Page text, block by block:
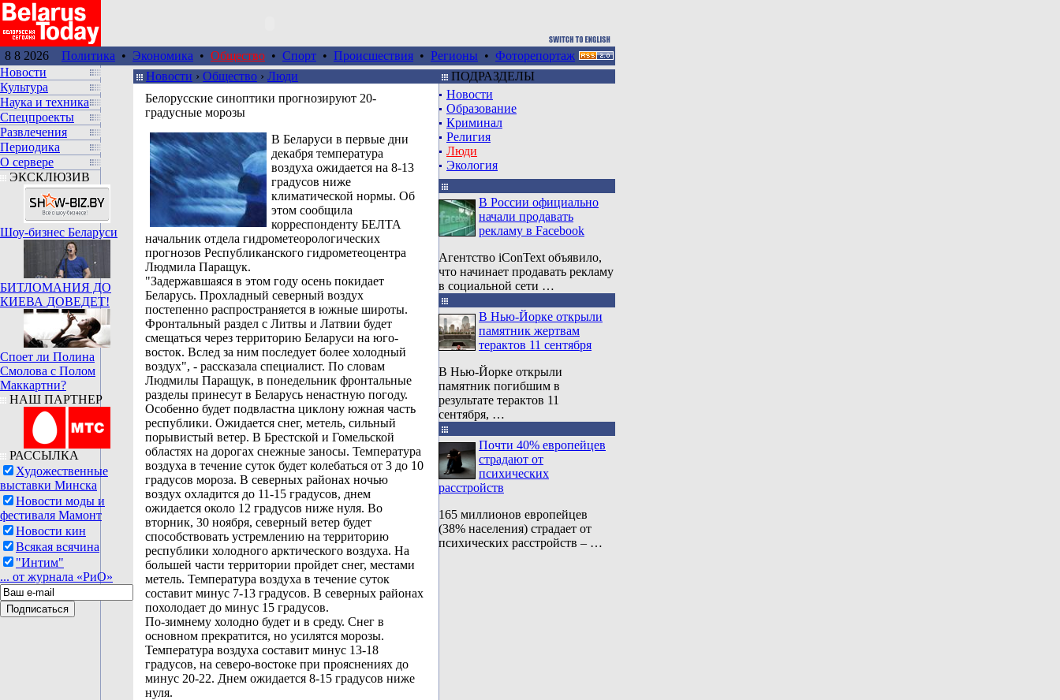
8 8 2026 Политика • Экономика • Общество • Спорт • Происшествия • Регионы • Фоторепортаж
Новости
Культура
Наука и техника
Спецпроекты
Развлечения
Периодика
О сервере
ЭКСКЛЮЗИВ
Шоу-бизнес Беларуси
БИТЛОМАНИЯ ДО
КИЕВА ДОВЕДЕТ!
Споет ли Полина
Смолова с Полом
Маккартни?
НАШ ПАРТНЕР
РАССЫЛКА
Художественные
выставки Минска
Новости моды и
фестиваля Мамонт
Новости кин
Всякая всячина
"Интим"
... от журнала «РиО»
Новости › Общество › Люди
Белорусские синоптики прогнозируют 20-
градусные морозы
В Беларуси в первые дни
декабря температура
воздуха ожидается на 8-13
градусов ниже
климатической нормы. Об
этом сообщила
корреспонденту БЕЛТА
начальник отдела гидрометеорологических
прогнозов Республиканского гидрометеоцентра
Людмила Паращук.
"Задержавшаяся в этом году осень покидает
Беларусь. Прохладный северный воздух
постепенно распространяется в южные широты.
Фронтальный раздел с Литвы и Латвии будет
смещаться через территорию Беларуси на юго-
восток. Вслед за ним последует более холодный
воздух", - рассказала специалист. По словам
Людмилы Паращук, в понедельник фронтальные
разделы принесут в Беларусь ненастную погоду.
Особенно будет подвластна циклону южная часть
республики. Ожидается снег, метель, сильный
порывистый ветер. В Брестской и Гомельской
областях на дорогах снежные заносы. Температура
воздуха в течение суток будет колебаться от 3 до 10
градусов мороза. В северных районах ночью
воздух охладится до 11-15 градусов, днем
ожидается около 12 градусов ниже нуля. Во
вторник, 30 ноября, северный ветер будет
способствовать устремлению на территорию
республики холодного арктического воздуха. На
большей части территории пройдет снег, местами
метель. Температура воздуха в течение суток
составит минус 7-13 градусов. В северных районах
похолодает до минус 15 градусов.
По-зимнему холодно будет и в среду. Снег в
основном прекратится, но усилятся морозы.
Температура воздуха составит минус 13-18
градусов, на северо-востоке при прояснениях до
минус 20-22. Днем ожидается 8-15 градусов ниже
нуля.
ПОДРАЗДЕЛЫ
Новости
Образование
Криминал
Религия
Люди
Экология
В России официально
начали продавать
рекламу в Facebook
Агентство iConText объявило,
что начинает продавать рекламу
в социальной сети …
В Нью-Йорке открыли
памятник жертвам
терактов 11 сентября
В Нью-Йорке открыли
памятник погибшим в
результате терактов 11
сентября, …
Почти 40% европейцев
страдают от
психических
расстройств
165 миллионов европейцев
(38% населения) страдает от
психических расстройств – …